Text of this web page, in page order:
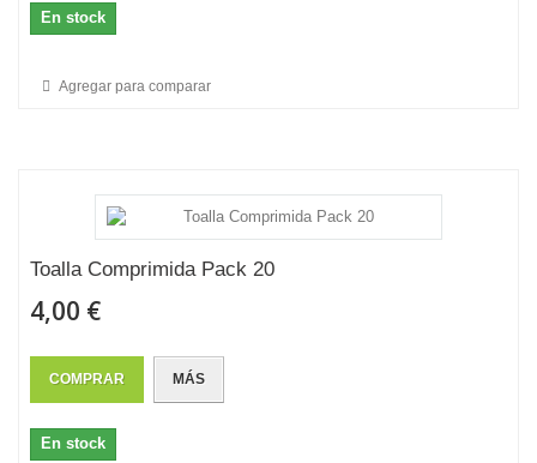
En stock
Agregar para comparar
Toalla Comprimida Pack 20
4,00 €
COMPRAR MÁS
En stock